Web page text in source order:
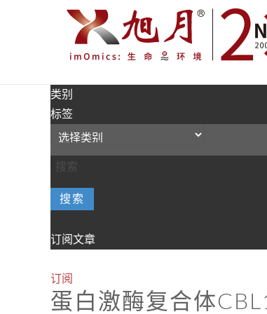
类别
标签
搜索
订阅文章
订阅
蛋白激酶复合体